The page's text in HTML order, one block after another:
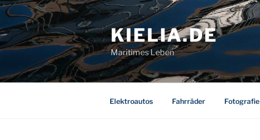
Zum
Inhalt
springen
KIELIA.DE
Maritimes Leben
Elektroautos Fahrräder Fotografie